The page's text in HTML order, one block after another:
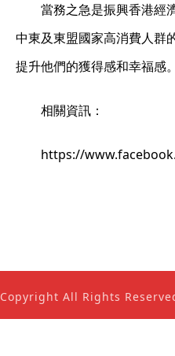
當務之急是振興香港經
中東及東盟國家高消費人群
提升他們的獲得感和幸福感。
相關資訊：
https://
Copyright All Rights